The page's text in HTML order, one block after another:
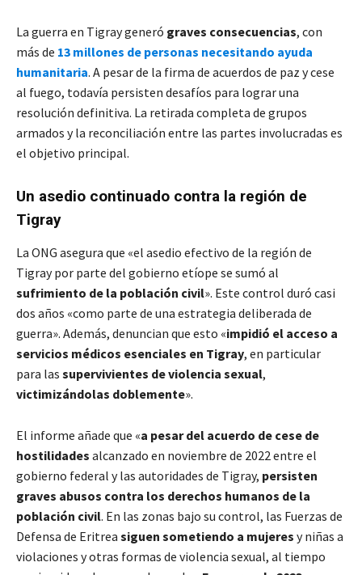
La guerra en Tigray generó graves consecuencias, con
más de 13 millones de personas necesitando ayuda
humanitaria. A pesar de la firma de acuerdos de paz y cese
al fuego, todavía persisten desafíos para lograr una
resolución definitiva. La retirada completa de grupos
armados y la reconciliación entre las partes involucradas es
el objetivo principal.
Un asedio continuado contra la región de
Tigray
La ONG asegura que «el asedio efectivo de la región de
Tigray por parte del gobierno etíope se sumó al
sufrimiento de la población civil». Este control duró casi
dos años «como parte de una estrategia deliberada de
guerra». Además, denuncian que esto «impidió el acceso a
servicios médicos esenciales en Tigray, en particular
para las supervivientes de violencia sexual,
victimizándolas doblemente».
El informe añade que «a pesar del acuerdo de cese de
hostilidades alcanzado en noviembre de 2022 entre el
gobierno federal y las autoridades de Tigray, persisten
graves abusos contra los derechos humanos de la
población civil. En las zonas bajo su control, las Fuerzas de
Defensa de Eritrea siguen sometiendo a mujeres y niñas a
violaciones y otras formas de violencia sexual, al tiempo